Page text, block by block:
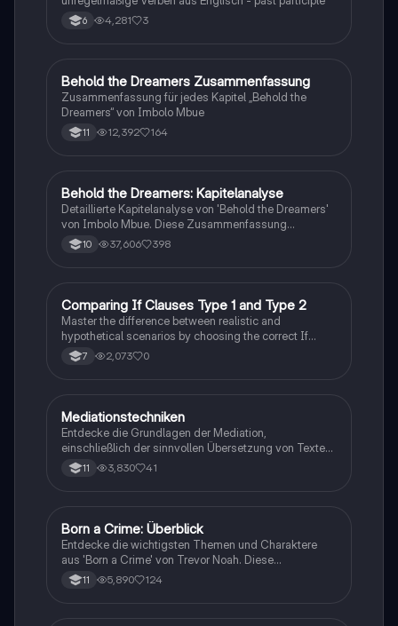
6 4,281 3
Englisch
Behold the Dreamers Zusammenfassung
Zusammenfassung für jedes Kapitel „Behold the
Dreamers“ von Imbolo Mbue
11 12,392 164
Englisch
Behold the Dreamers: Kapitelanalyse
Detaillierte Kapitelanalyse von 'Behold the Dreamers'
von Imbolo Mbue. Diese Zusammenfassung
behandelt zentrale Themen wie den nigerianischen
Traum, gesellschaftliche Kontexte und die
Romans auseinandersetzen möchten.
10 37,606 398
CEnglisch
Comparing If Clauses Type 1 and Type 2
Master the difference between realistic and
hypothetical scenarios by choosing the correct If
Clause type.
7 2,073 0
Englisch
Mediationstechniken
Entdecke die Grundlagen der Mediation,
einschließlich der sinnvollen Übersetzung von Texten
in verschiedene Formate wie E-Mails und
Konversationen. Lerne, wie du relevante Informationen
Schreiben von E-Mails.
11 3,830 41
Englisch
Born a Crime: Überblick
Entdecke die wichtigsten Themen und Charaktere
aus 'Born a Crime' von Trevor Noah. Diese
Zusammenfassung bietet einen tiefen Einblick in die
Erlebnisse während der Apartheid und die
11 5,890 124